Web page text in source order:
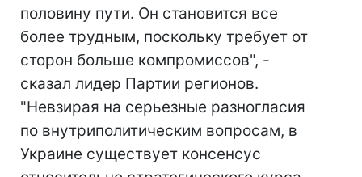
половину пути. Он становится все
более трудным, поскольку требует от
сторон больше компромиссов", -
сказал лидер Партии регионов.
"Невзирая на серьезные разногласия
по внутриполитическим вопросам, в
Украине существует консенсус